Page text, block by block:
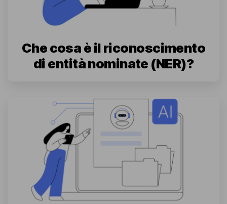
Che cosa è il riconoscimento
di entità nominate (NER)?